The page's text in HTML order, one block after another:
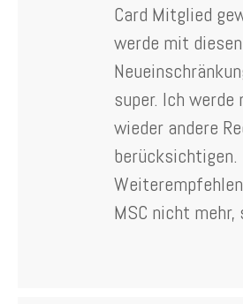
Card Mitglied
werde mit diesen
super. Ich werde
wieder andere
berücksichtigen.
MSC nicht mehr,